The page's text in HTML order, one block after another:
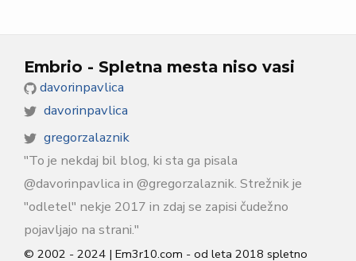
Embrio - Spletna mesta niso vasi
davorinpavlica
davorinpavlica
gregorzalaznik
"To je nekdaj bil blog, ki sta ga pisala
@davorinpavlica in @gregorzalaznik. Strežnik je
"odletel" nekje 2017 in zdaj se zapisi čudežno
pojavljajo na strani."
© 2002 - 2024 | Em3r10.com - od leta 2018 spletno